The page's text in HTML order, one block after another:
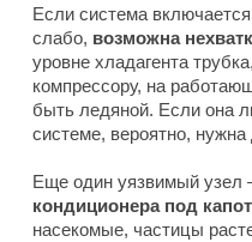
Если система
слабо, возможна
уровне хладагента
компрессору, на
быть ледяной. Если она
системе, вероятно, нужна
Еще один уязвимый
кондиционера под
насекомые, частицы